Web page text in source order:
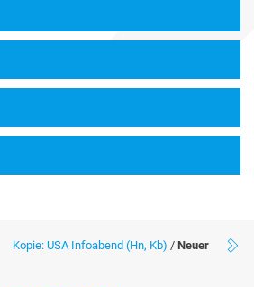
Kopie: USA Infoabend (Hn, Kb) / Neuer